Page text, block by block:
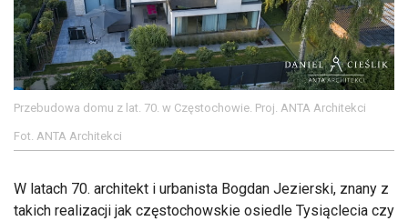
Przebudowa domu z lat. 70. w Częstochowie. Proj. ANTA Architekci
Fot. ANTA Architekci
W latach 70. architekt i urbanista Bogdan Jezierski, znany z
takich realizacji jak częstochowskie osiedle Tysiąclecia czy